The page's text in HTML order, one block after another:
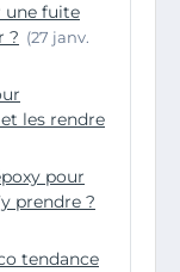
une fuite
? (27 janv.
les rendre
pour
prendre ?
tendance